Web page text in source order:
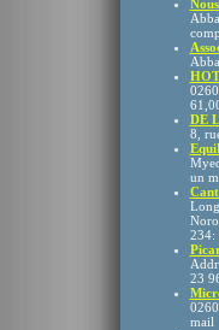
DE
8,
un
234:
23